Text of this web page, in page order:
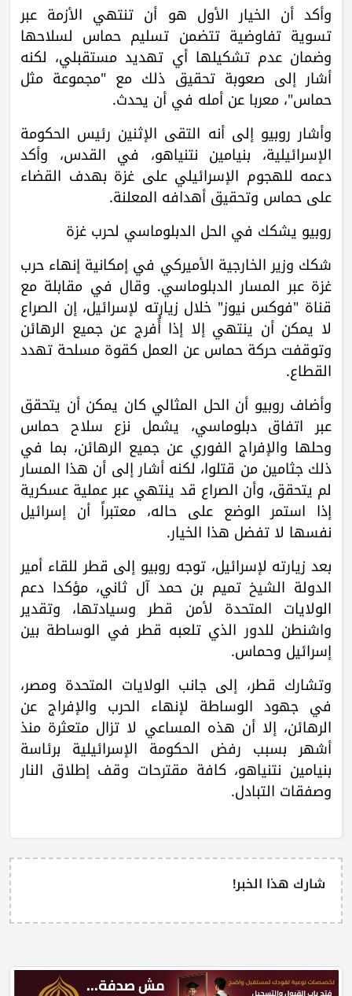
وأكد أن الخيار الأول هو أن تنتهي الأزمة عبر
تسوية تفاوضية تتضمن تسليم حماس لسلاحها
وضمان عدم تشكيلها أي تهديد مستقبلي، لكنه
أشار إلى صعوبة تحقيق ذلك مع "مجموعة مثل
حماس"، معربا عن أمله في أن يحدث.
وأشار روبيو إلى أنه التقى الإثنين رئيس الحكومة
الإسرائيلية، بنيامين نتنياهو، في القدس، وأكد
دعمه للهجوم الإسرائيلي على غزة بهدف القضاء
على حماس وتحقيق أهدافه المعلنة.
روبيو يشكك في الحل الدبلوماسي لحرب غزة
شكك وزير الخارجية الأميركي في إمكانية إنهاء حرب
غزة عبر المسار الدبلوماسي. وقال في مقابلة مع
قناة "فوكس نيوز" خلال زيارته لإسرائيل، إن الصراع
لا يمكن أن ينتهي إلا إذا أُفرج عن جميع الرهائن
وتوقفت حركة حماس عن العمل كقوة مسلحة تهدد
القطاع.
وأضاف روبيو أن الحل المثالي كان يمكن أن يتحقق
عبر اتفاق دبلوماسي، يشمل نزع سلاح حماس
وحلها والإفراج الفوري عن جميع الرهائن، بما في
ذلك جثامين من قتلوا، لكنه أشار إلى أن هذا المسار
لم يتحقق، وأن الصراع قد ينتهي عبر عملية عسكرية
إذا استمر الوضع على حاله، معتبراً أن إسرائيل
نفسها لا تفضل هذا الخيار.
بعد زيارته لإسرائيل، توجه روبيو إلى قطر للقاء أمير
الدولة الشيخ تميم بن حمد آل ثاني، مؤكدا دعم
الولايات المتحدة لأمن قطر وسيادتها، وتقدير
واشنطن للدور الذي تلعبه قطر في الوساطة بين
إسرائيل وحماس.
وتشارك قطر، إلى جانب الولايات المتحدة ومصر،
في جهود الوساطة لإنهاء الحرب والإفراج عن
الرهائن، إلا أن هذه المساعي لا تزال متعثرة منذ
أشهر بسبب رفض الحكومة الإسرائيلية برئاسة
بنيامين نتنياهو، كافة مقترحات وقف إطلاق النار
وصفقات التبادل.
شارك هذا الخبر!